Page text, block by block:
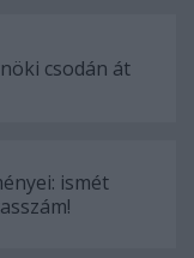
csodán át
ismét